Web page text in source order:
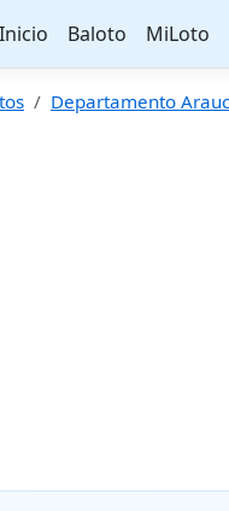
Inicio Baloto MiLoto
Departamento